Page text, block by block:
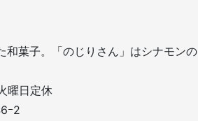
和菓子。「のじりさん」はシナモンの
曜日定休
ｰ2